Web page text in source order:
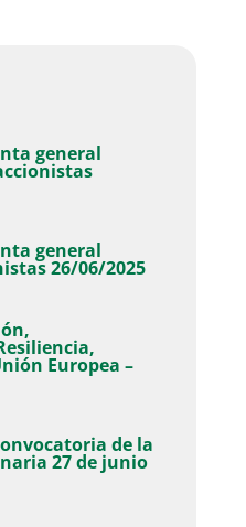
general
general
26/06/2025
Europea –
de la
27 de junio